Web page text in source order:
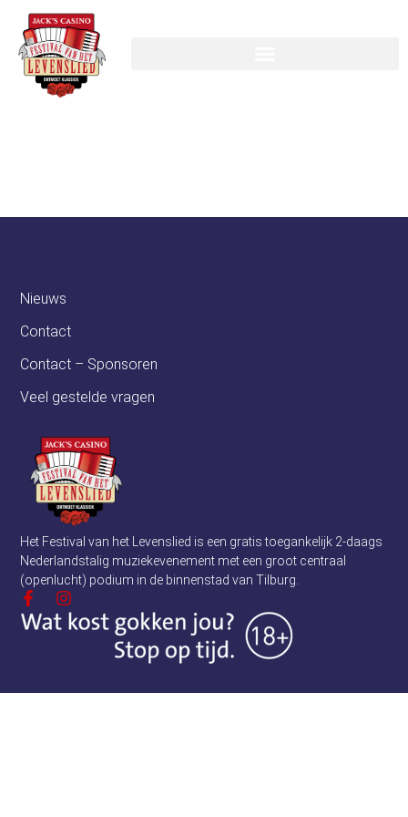
Het Festival van het Levenslied is een gratis toegankelijk 2-daags
Nederlandstalig muziekevenement met een groot centraal
(openlucht) podium in de binnenstad van Tilburg.
Nieuws
Contact
Contact – Sponsoren
Veel gestelde vragen